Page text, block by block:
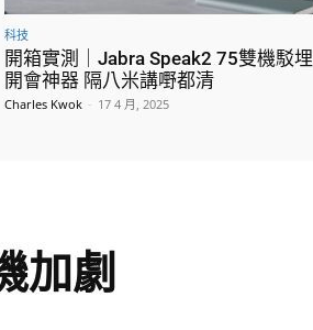
科技
開箱實測｜Jabra Speak2 75雙機駁埋
開會神器 隔八米講嘢都清
Charles Kwok - 17 4 月, 2025